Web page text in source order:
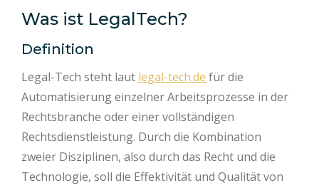
Was ist LegalTech?
Definition
Legal-Tech steht laut legal-tech.de für die
Automatisierung einzelner Arbeitsprozesse in der
Rechtsbranche oder einer vollständigen
Rechtsdienstleistung. Durch die Kombination
zweier Disziplinen, also durch das Recht und die
Technologie, soll die Effektivität und Qualität von